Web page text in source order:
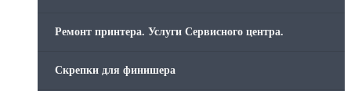
Ремонт принтера. Услуги Сервисного центра.
Скрепки для финишера